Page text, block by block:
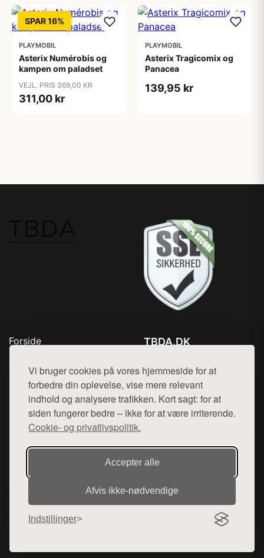
Vi bruger cookies på vores hjemmeside for at
forbedre din oplevelse, vise mere relevant
indhold og analysere trafikken. Kort sagt: for at
siden fungerer bedre – ikke for at være irriterende.
Cookie- og privatlivspolitik.
Accepter alle
Afvis ikke‑nødvendige
Indstillinger
SPAR 16%
PLAYMOBIL
Asterix Numérobis og
kampen om paladset
VEJL. PRIS 369,00 KR
311,00 kr
PLAYMOBIL
Asterix Tragicomix og
Panacea
139,95 kr
Forside
Top Rabatter
Kontakt
TBDA.DK
Mail: hej@want.dk
Cookie- og privatlivspolitik
Denne side er en del af want.dk, der udgiver en række
hjemmesider med præsentation af forskellige produkter fra
diverse webshops. Der sælges ikke varer fra denne side - vi
henviser til de shops, som sælger varen. Vi har heller ikke
varerne på lager.